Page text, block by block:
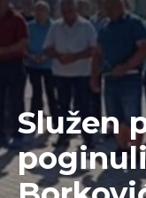
Služen